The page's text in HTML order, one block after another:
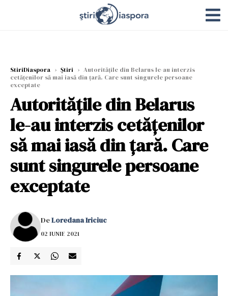
StiriDiaspora › Știri › Autoritățile din Belarus le-au interzis
cetățenilor să mai iasă din țară. Care sunt singurele persoane
exceptate
Autoritățile din Belarus
le-au interzis cetățenilor
să mai iasă din țară. Care
sunt singurele persoane
exceptate
DeLoredana Iriciuc
02 IUNIE 2021